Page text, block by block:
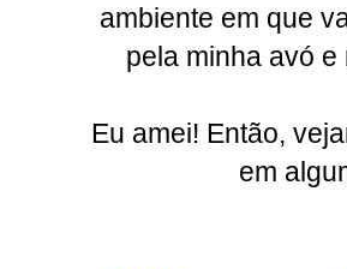
ambiente em que
pela minha avó
Eu amei! Então,
em